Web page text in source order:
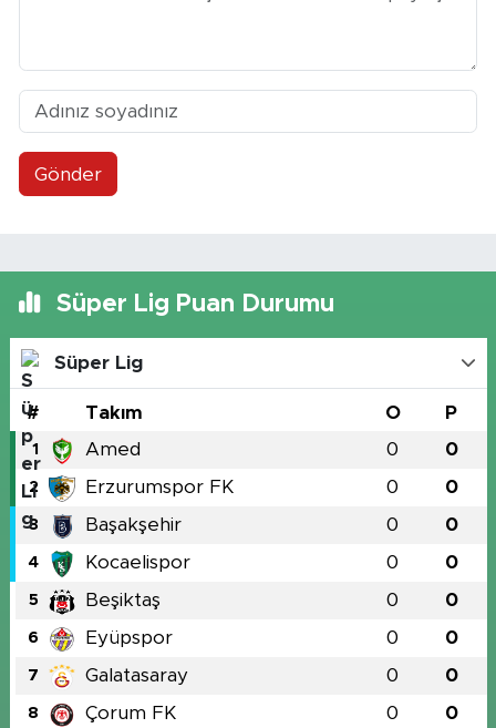
Gönder
Süper Lig Puan Durumu
Süper Lig
# Takım O P
1 Amed 0 0
2 Erzurumspor FK 0 0
3 Başakşehir 0 0
4 Kocaelispor 0 0
5 Beşiktaş 0 0
6 Eyüpspor 0 0
7 Galatasaray 0 0
8 Çorum FK 0 0